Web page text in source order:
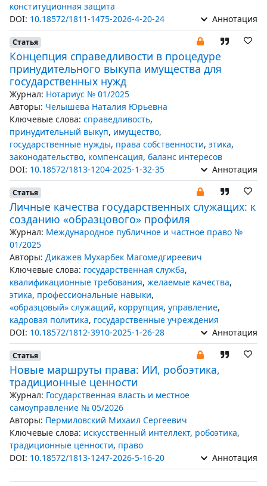
конституционная защита
DOI: 10.18572/1811-1475-2026-4-20-24 Аннотация
Статья
Концепция справедливости в процедуре
принудительного выкупа имущества для
государственных нужд
Журнал: Нотариус № 01/2025
Авторы: Челышева Наталия Юрьевна
Ключевые слова: справедливость,
принудительный выкуп, имущество,
государственные нужды, права собственности, этика,
законодательство, компенсация, баланс интересов
DOI: 10.18572/1813-1204-2025-1-32-35 Аннотация
Статья
Личные качества государственных служащих: к
созданию «образцового» профиля
Журнал: Международное публичное и частное право №
01/2025
Авторы: Дикажев Мухарбек Магомедгиреевич
Ключевые слова: государственная служба,
квалификационные требования, желаемые качества,
этика, профессиональные навыки,
«образцовый» служащий, коррупция, управление,
кадровая политика, государственные учреждения
DOI: 10.18572/1812-3910-2025-1-26-28 Аннотация
Статья
Новые маршруты права: ИИ, робоэтика,
традиционные ценности
Журнал: Государственная власть и местное
самоуправление № 05/2026
Авторы: Пермиловский Михаил Сергеевич
Ключевые слова: искусственный интеллект, робоэтика,
традиционные ценности, право
DOI: 10.18572/1813-1247-2026-5-16-20 Аннотация